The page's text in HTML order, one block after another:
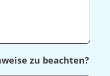
zu beachten?